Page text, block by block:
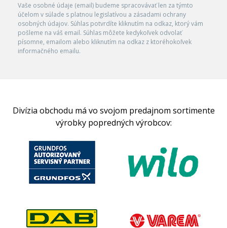
Vaše osobné údaje (email) budeme spracovávať len za týmto
účelom v súlade s platnou legislatívou a zásadami ochrany
osobných údajov. Súhlas potvrdíte kliknutím na odkaz, ktorý vám
pošleme na váš email. Súhlas môžete kedykoľvek odvolať
písomne, emailom alebo kliknutím na odkaz z ktoréhokoľvek
informačného emailu.
Divízia obchodu má vo svojom predajnom sortimente
výrobky popredných výrobcov: